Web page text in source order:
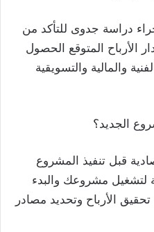
دراسة جدوى للتأكد من
الأرباح المتوقع الحصول
والمالية والتسويقية
الجديد؟
قبل تنفيذ المشروع
لتشغيل مشروعك والبدء
الأرباح وتحديد مصادر